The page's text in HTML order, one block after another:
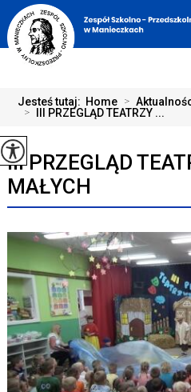
Jesteś tutaj: Home >
> III PRZEGLĄD TEATRZY ...
III PRZEGLĄD
MAŁYCH